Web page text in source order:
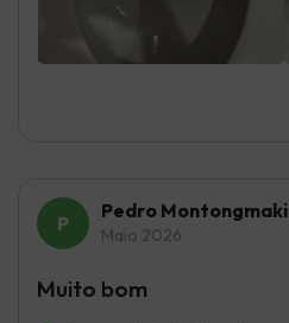
Pedro Montongmaki
Maio 2026
Muito bom